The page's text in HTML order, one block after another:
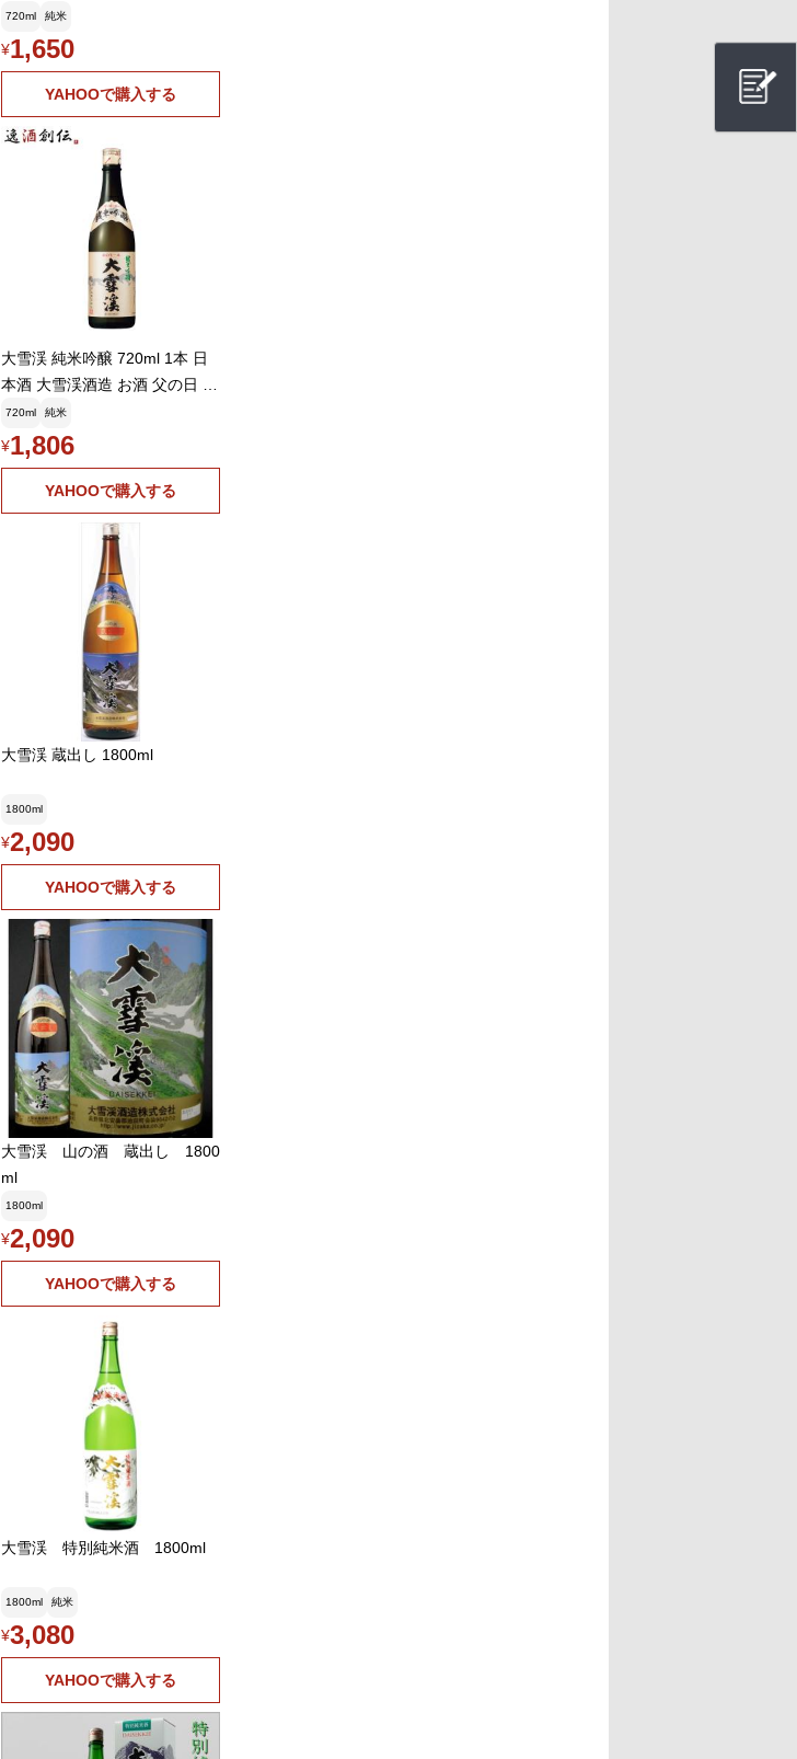
雪渓酒造 夏限定 要冷蔵 爆買
720ml 純米
¥1,650
YAHOOで購入する
大雪渓 純米吟醸 720ml 1本 日
本酒 大雪渓酒造 お酒 父の日 お
中元 夏ギフト 暑中見舞い
720ml 純米
¥1,806
YAHOOで購入する
大雪渓 蔵出し 1800ml
1800ml
¥2,090
YAHOOで購入する
大雪渓 山の酒 蔵出し 1800
ml
1800ml
¥2,090
YAHOOで購入する
大雪渓 特別純米酒 1800ml
1800ml 純米
¥3,080
YAHOOで購入する